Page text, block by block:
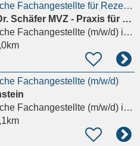
Zahnmedizinische Fachangestellte für Rezeption und Empfang (m/w/d)
Dr. Dr. Pak & Dr. Schäfer MVZ - Praxis für Mund-, Kiefer- und Gesichtschirurgie
Fachangestellte (m/w/d)in Bad Homburg vor der Höhe
Fachangestellte (m/w/d)
Fachangestellte (m/w/d)in Weilburg